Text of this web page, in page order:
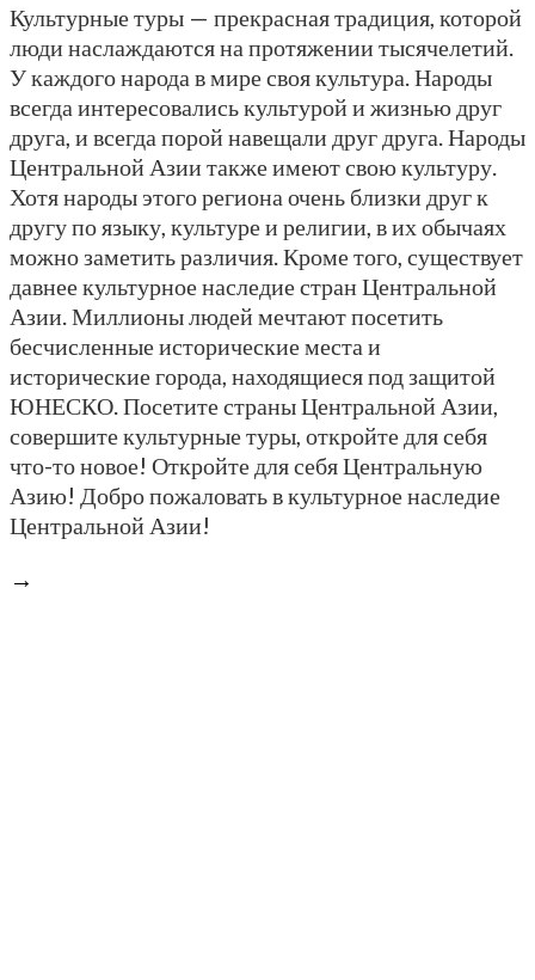
Культурные туры — прекрасная традиция, которой
люди наслаждаются на протяжении тысячелетий.
У каждого народа в мире своя культура. Народы
всегда интересовались культурой и жизнью друг
друга, и всегда порой навещали друг друга. Народы
Центральной Азии также имеют свою культуру.
Хотя народы этого региона очень близки друг к
другу по языку, культуре и религии, в их обычаях
можно заметить различия. Кроме того, существует
давнее культурное наследие стран Центральной
Азии. Миллионы людей мечтают посетить
бесчисленные исторические места и
исторические города, находящиеся под защитой
ЮНЕСКО. Посетите страны Центральной Азии,
совершите культурные туры, откройте для себя
что-то новое! Откройте для себя Центральную
Азию! Добро пожаловать в культурное наследие
Центральной Азии!
→